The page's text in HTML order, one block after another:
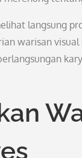
langsung
warisan